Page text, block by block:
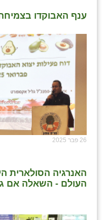
ענף האבוקדו
26 פבר 2025
האנרגיה הסולארית
העולם - השאלה אם